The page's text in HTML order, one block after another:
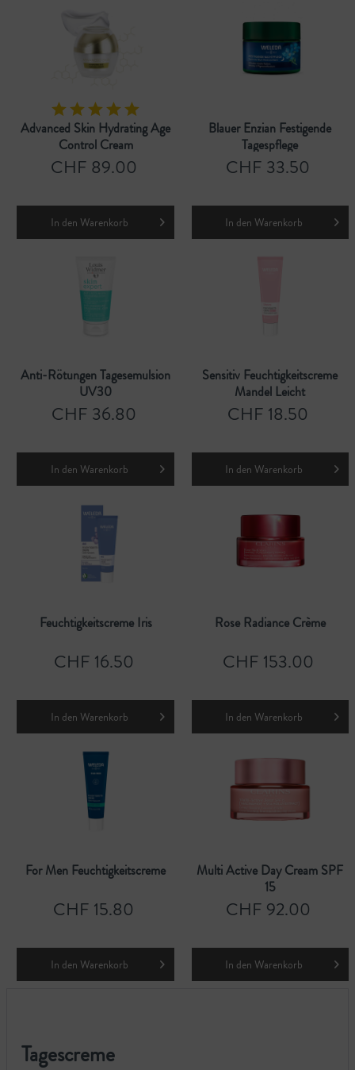
Advanced Skin Hydrating Age
Control Cream
CHF 89.00
In den Warenkorb
Blauer Enzian Festigende
Tagespflege
CHF 33.50
In den Warenkorb
Anti-Rötungen Tagesemulsion
UV30
CHF 36.80
In den Warenkorb
Sensitiv Feuchtigkeitscreme
Mandel Leicht
CHF 18.50
In den Warenkorb
Feuchtigkeitscreme Iris
CHF 16.50
In den Warenkorb
Rose Radiance Crème
CHF 153.00
In den Warenkorb
For Men Feuchtigkeitscreme
CHF 15.80
In den Warenkorb
Multi Active Day Cream SPF
15
CHF 92.00
In den Warenkorb
Tagescreme